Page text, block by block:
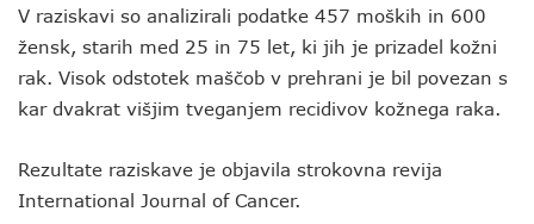
V raziskavi so analizirali podatke 457 moških in 600
žensk, starih med 25 in 75 let, ki jih je prizadel kožni
rak. Visok odstotek maščob v prehrani je bil povezan s
kar dvakrat višjim tveganjem recidivov kožnega raka.
Rezultate raziskave je objavila strokovna revija
International Journal of Cancer.